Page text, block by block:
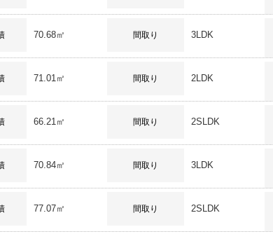
70.68㎡ 間取り 3LDK
71.01㎡ 間取り 2LDK
66.21㎡ 間取り 2SLDK
70.84㎡ 間取り 3LDK
77.07㎡ 間取り 2SLDK